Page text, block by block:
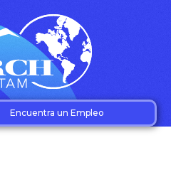
Encuentra un Empleo